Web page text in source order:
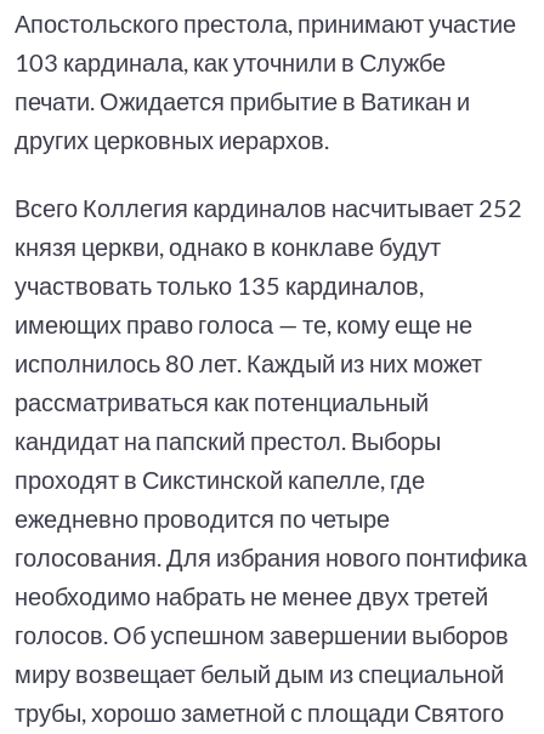
Апостольского престола, принимают участие
103 кардинала, как уточнили в Службе
печати. Ожидается прибытие в Ватикан и
других церковных иерархов.
Всего Коллегия кардиналов насчитывает 252
князя церкви, однако в конклаве будут
участвовать только 135 кардиналов,
имеющих право голоса — те, кому еще не
исполнилось 80 лет. Каждый из них может
рассматриваться как потенциальный
кандидат на папский престол. Выборы
проходят в Сикстинской капелле, где
ежедневно проводится по четыре
голосования. Для избрания нового понтифика
необходимо набрать не менее двух третей
голосов. Об успешном завершении выборов
миру возвещает белый дым из специальной
трубы, хорошо заметной с площади Святого